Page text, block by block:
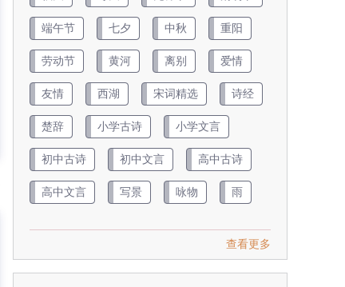
端午节 七夕 中秋 重阳
劳动节 黄河 离别 爱情
友情 西湖 宋词精选 诗经
楚辞 小学古诗 小学文言
初中古诗 初中文言 高中古诗
高中文言 写景 咏物 雨
查看更多